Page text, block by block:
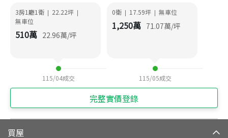
3房1廳1衛 | 22.22坪 |
無車位
510萬 22.96萬/坪
115/04成交
0衛 | 17.59坪 | 無車位
1,250萬 71.07萬/坪
115/05成交
完整實價登錄
買屋